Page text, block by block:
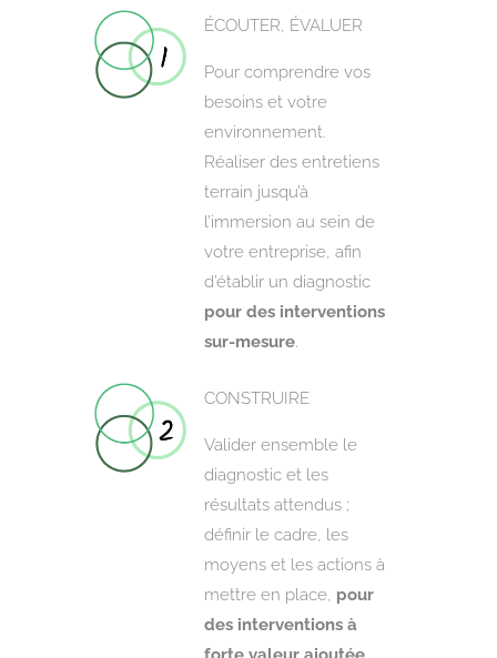
ÉCOUTER, ÉVALUER
Pour comprendre vos
besoins et votre
environnement.
Réaliser des entretiens
terrain jusqu’à
l’immersion au sein de
votre entreprise, afin
d’établir un diagnostic
pour des interventions
sur-mesure.
CONSTRUIRE
Valider ensemble le
diagnostic et les
résultats attendus ;
définir le cadre, les
moyens et les actions à
mettre en place, pour
des interventions à
forte valeur ajoutée.